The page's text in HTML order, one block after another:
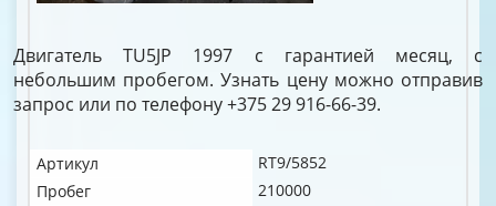
Двигатель TU5JP 1997 с гарантией месяц, с
небольшим пробегом. Узнать цену можно отправив
запрос или по телефону +375 29 916-66-39.
Артикул
RT9/5852
Пробег
210000